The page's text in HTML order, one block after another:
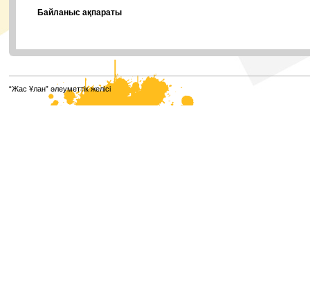
Байланыс ақпараты
“Жас Ұлан” әлеуметтік желісі